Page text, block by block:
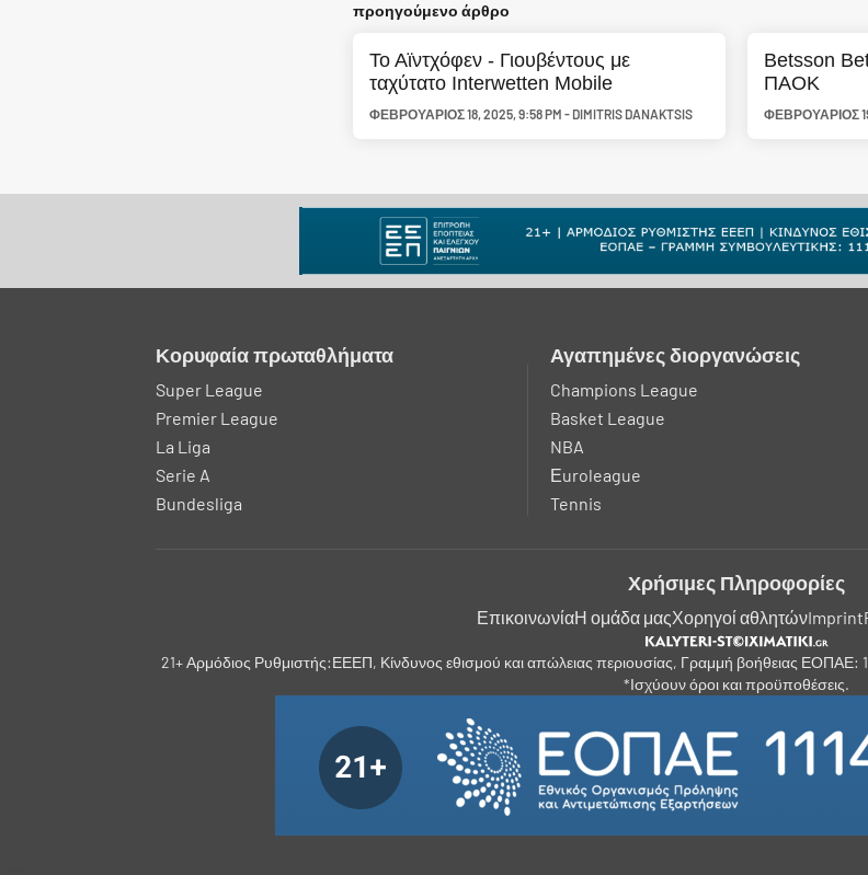
προηγούμενο άρθρο
Το Αϊντχόφεν - Γιουβέντους με
ταχύτατο Interwetten Mobile
ΦΕΒΡΟΥΆΡΙΟΣ 18, 2025,9:58 PM - DIMITRIS DANAKTSIS
Betsson
ΠΑΟΚ
ΦΕΒΡΟΥΆΡΙΟΣ
Κορυφαία πρωταθλήματα
Super League
Premier League
La Liga
Serie A
Bundesliga
Αγαπημένες διοργανώσεις
Champions League
Basket League
NBA
Εuroleague
Tennis
Χρήσιμες Πληροφορίες
ΕπικοινωνίαΗ ομάδα μαςΧορηγοί αθλητώνImprint
21+ Αρμόδιος Ρυθμιστής:ΕΕΕΠ, Κίνδυνος εθισμού και απώλειας περιουσίας, Γραμμή βοήθειας ΕΟΠΑΕ:
*Ισχύουν όροι και προϋποθέσεις.